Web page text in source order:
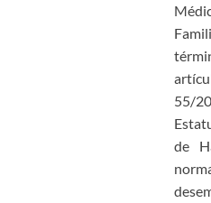
55/
de